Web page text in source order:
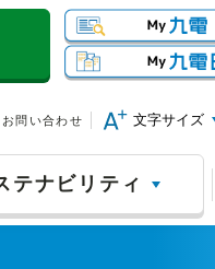
問い合わせ 文字サイズ
テナビリティ